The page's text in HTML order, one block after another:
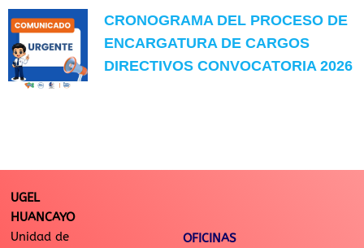
CRONOGRAMA DEL PROCESO DE
ENCARGATURA DE CARGOS
DIRECTIVOS CONVOCATORIA 2026
UGEL
HUANCAYO
Unidad de
OFICINAS